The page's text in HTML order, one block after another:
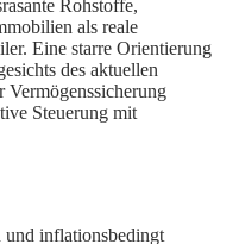
Rohstoffe,
als reale
Eine starre Orientierung
des aktuellen
Steuerung mit
und inflationsbedingt